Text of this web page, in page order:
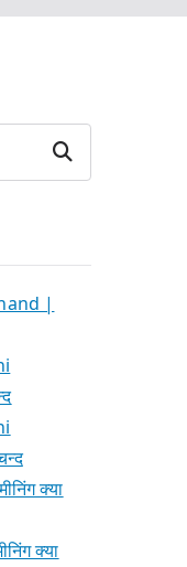
Search
|
क्या
क्या